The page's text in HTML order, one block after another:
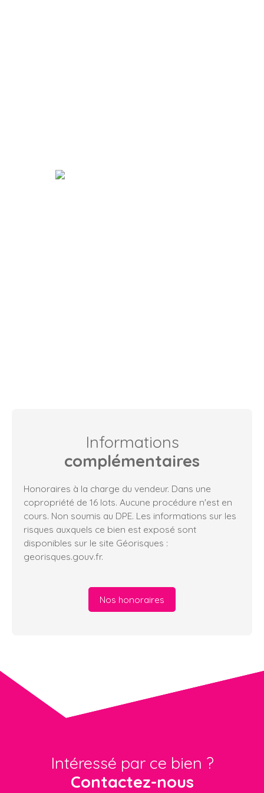
Informations
complémentaires
Honoraires à la charge du vendeur. Dans une
copropriété de 16 lots. Aucune procédure n'est en
cours. Non soumis au DPE. Les informations sur les
risques auxquels ce bien est exposé sont
disponibles sur le site Géorisques :
georisques.gouv.fr.
Nos honoraires
Intéressé par ce bien ?
Contactez-nous